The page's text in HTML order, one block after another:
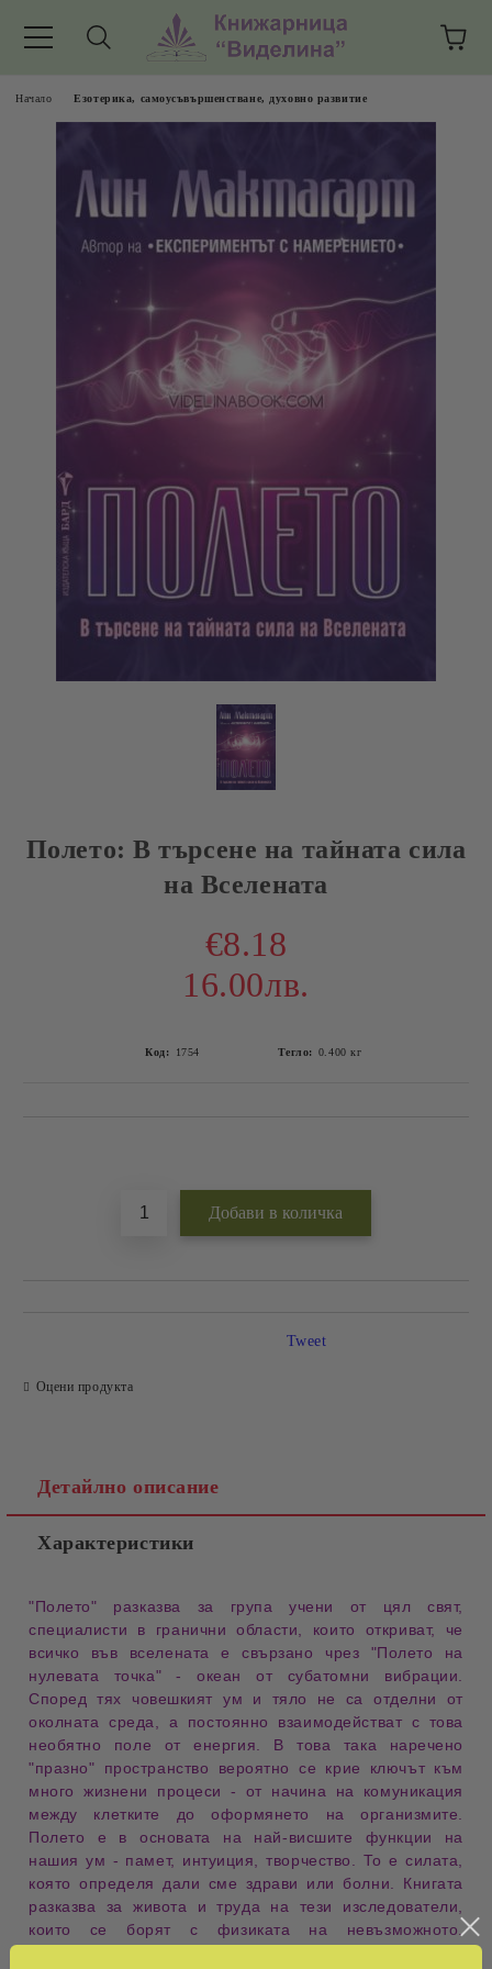
Начало Езотерика, самоусъвършенстване, духовно развитие
Полето: В търсене на тайната сила
на Вселената
€8.18
16.00лв.
Код: 1754 Тегло: 0.400 кг
Оцени продукта
Tweet
Детайлно описание
Характеристики
"Полето" разказва за група учени от цял свят,
специалисти в гранични области, които откриват, че
всичко във вселената е свързано чрез "Полето на
нулевата точка" - океан от субатомни вибрации.
Според тях човешкият ум и тяло не са отделни от
околната среда, а постоянно взаимодействат с това
необятно поле от енергия. В това така наречено
"празно" пространство вероятно се крие ключът към
много жизнени процеси - от начина на комуникация
между клетките до оформянето на организмите.
Полето е в основата на най-висшите функции на
нашия ум - памет, интуиция, творчество. То е силата,
която определя дали сме здрави или болни. Книгата
разказва за живота и труда на тези изследователи,
които се борят с физиката на невъзможното.